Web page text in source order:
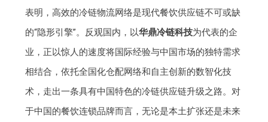
表明，高效的冷链物流网络是现代餐饮供应链不可或缺
的“隐形引擎”。反观国内，以华鼎冷链科技为代表的企
业，正以惊人的速度将国际经验与中国市场的独特需求
相结合，依托全国化仓配网络和自主创新的数智化技
术，走出一条具有中国特色的冷链供应链升级之路。对
于中国的餐饮连锁品牌而言，无论是本土扩张还是未来